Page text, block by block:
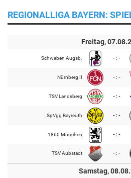
REGIONALLIGA BAYERN:
Freitag,
Schwaben Augsb. - : -
Nürnberg II - : -
TSV Landsberg - : -
SpVgg Bayreuth - : -
1860 München - : -
TSV Aubstadt - : -
Samstag,